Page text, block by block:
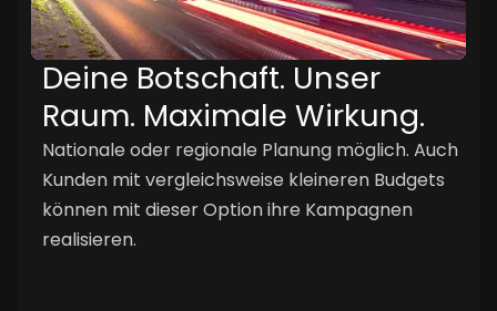
Deine Botschaft. Unser
Raum. Maximale Wirkung.
Nationale oder regionale Planung möglich. Auch
Kunden mit vergleichsweise kleineren Budgets
können mit dieser Option ihre Kampagnen
realisieren.